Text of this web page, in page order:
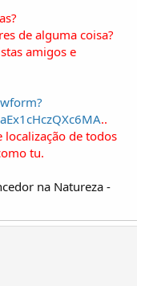
de alguma coisa?
amigos e
..
localização de todos
tu.
na Natureza -